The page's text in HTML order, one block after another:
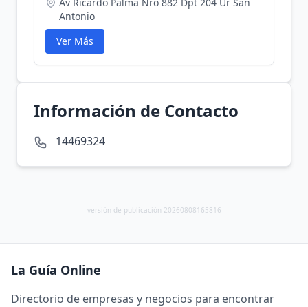
Antonio
Ver Más
Información de Contacto
14469324
versión de publicación 20260808165816
La Guía Online
Directorio de empresas y negocios para encontrar